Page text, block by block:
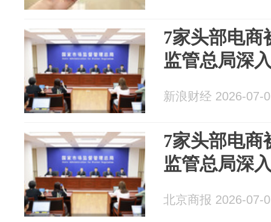
7家头部电商
监管总局深
新浪财经 2026-07-
7家头部电商
监管总局深
北京商报 2026-07-